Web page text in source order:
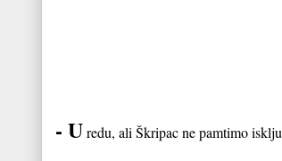
- Uredu, ali Škripac ne pamtimo